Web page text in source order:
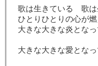
歌は生きている 歌は
ひとりひとりの心が燃
大きな大きな炎とな
大きな大きな愛とな